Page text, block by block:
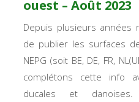
ouest – Août 2023
Depuis plusieurs années
de publier les surfaces
NEPG (soit BE, DE, FR,
complétons cette info
ducales et